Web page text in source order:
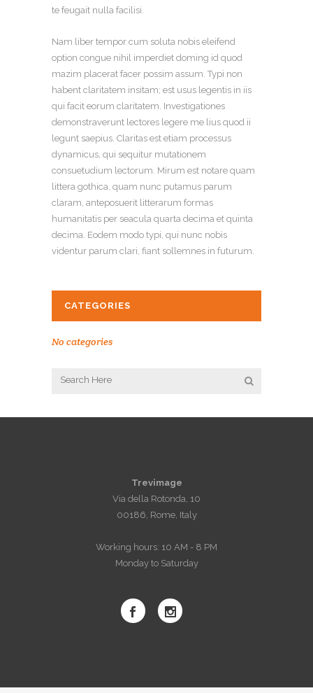
te feugait nulla facilisi.
Nam liber tempor cum soluta nobis eleifend
option congue nihil imperdiet doming id quod
mazim placerat facer possim assum. Typi non
habent claritatem insitam; est usus legentis in iis
qui facit eorum claritatem. Investigationes
demonstraverunt lectores legere me lius quod ii
legunt saepius. Claritas est etiam processus
dynamicus, qui sequitur mutationem
consuetudium lectorum. Mirum est notare quam
littera gothica, quam nunc putamus parum
claram, anteposuerit litterarum formas
humanitatis per seacula quarta decima et quinta
decima. Eodem modo typi, qui nunc nobis
videntur parum clari, fiant sollemnes in futurum.
CATEGORIES
No categories
Trevimage
Via della Rotonda, 10
00186, Rome, Italy
Working hours: 10 AM - 8 PM
Monday to Saturday